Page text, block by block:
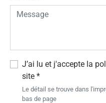
J’ai lu et j'accepte la
site *
Le détail se trouve dans
bas de page